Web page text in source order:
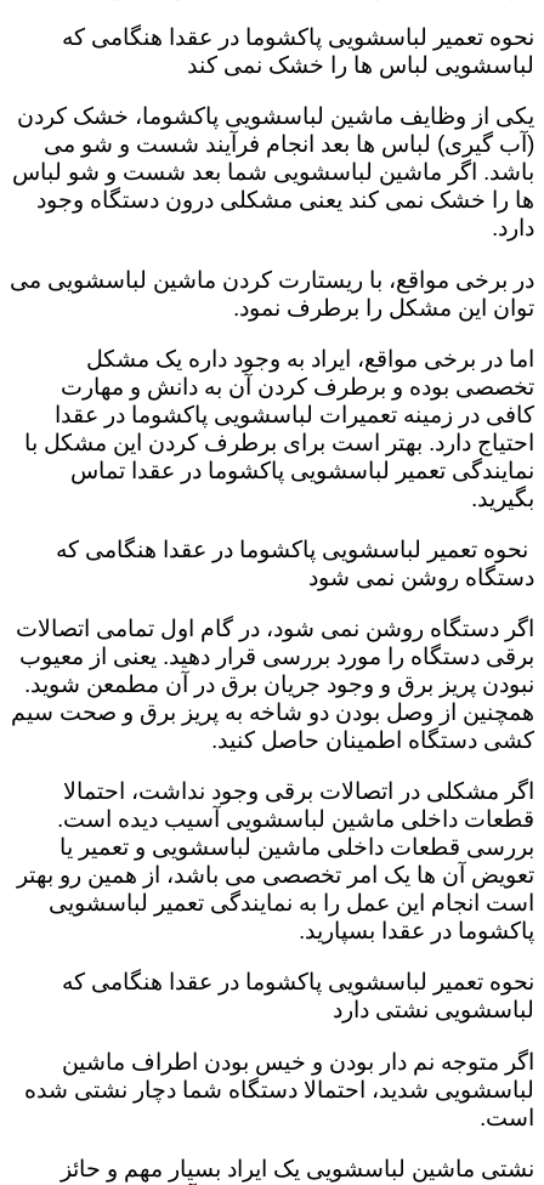
نحوه تعمیر لباسشویی پاکشوما در عقدا هنگامی که
لباسشویی لباس ها را خشک نمی کند
یکی از وظایف ماشین لباسشویی پاکشوما، خشک کردن
(آب گیری) لباس ها بعد انجام فرآیند شست و شو می
باشد. اگر ماشین لباسشویی شما بعد شست و شو لباس
ها را خشک نمی کند یعنی مشکلی درون دستگاه وجود
دارد.
در برخی مواقع، با ریستارت کردن ماشین لباسشویی می
توان این مشکل را برطرف نمود.
اما در برخی مواقع، ایراد به وجود داره یک مشکل
تخصصی بوده و برطرف کردن آن به دانش و مهارت
کافی در زمینه تعمیرات لباسشویی پاکشوما در عقدا
احتیاج دارد. بهتر است برای برطرف کردن این مشکل با
نمایندگی تعمیر لباسشویی پاکشوما در عقدا تماس
بگیرید.
نحوه تعمیر لباسشویی پاکشوما در عقدا هنگامی که
دستگاه روشن نمی شود
اگر دستگاه روشن نمی شود، در گام اول تمامی اتصالات
برقی دستگاه را مورد بررسی قرار دهید. یعنی از معیوب
نبودن پریز برق و وجود جریان برق در آن مطمعن شوید.
همچنین از وصل بودن دو شاخه به پریز برق و صحت سیم
کشی دستگاه اطمینان حاصل کنید.
اگر مشکلی در اتصالات برقی وجود نداشت، احتمالا
قطعات داخلی ماشین لباسشویی آسیب دیده است‌.
بررسی قطعات داخلی ماشین لباسشویی و تعمیر یا
تعویض آن ها یک امر تخصصی می باشد، از همین رو بهتر
است انجام این عمل را به نمایندگی تعمیر لباسشویی
پاکشوما در عقدا بسپارید.
نحوه تعمیر لباسشویی پاکشوما در عقدا هنگامی که
لباسشویی نشتی دارد
اگر متوجه نم دار بودن و خیس بودن اطراف ماشین
لباسشویی شدید، احتمالا دستگاه شما دچار نشتی شده
است‌.
نشتی ماشین لباسشویی یک ایراد بسیار مهم و حائز